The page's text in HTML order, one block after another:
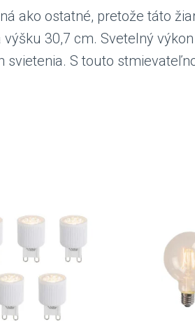
ako ostatné, pretože táto
30,7 cm. Svetelný
S touto